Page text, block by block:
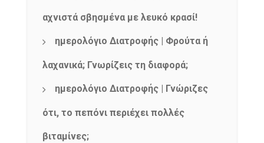
αχνιστά σβησμένα με λευκό κρασί!
ημερολόγιο Διατροφής | Φρούτα ή
λαχανικά; Γνωρίζεις τη διαφορά;
ημερολόγιο Διατροφής | Γνώριζες
ότι, το πεπόνι περιέχει πολλές
βιταμίνες;
NEWSLETTER
Get ti
mel
y updates
fro
m
your favorite
products